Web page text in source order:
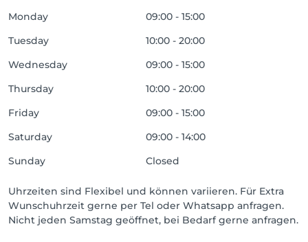
Monday
09:00 - 15:00
Tuesday
10:00 - 20:00
Wednesday
09:00 - 15:00
Thursday
10:00 - 20:00
Friday
09:00 - 15:00
Saturday
09:00 - 14:00
Sunday
Closed
Uhrzeiten sind Flexibel und können variieren. Für Extra
Wunschuhrzeit gerne per Tel oder Whatsapp anfragen.
Nicht jeden Samstag geöffnet, bei Bedarf gerne anfragen.